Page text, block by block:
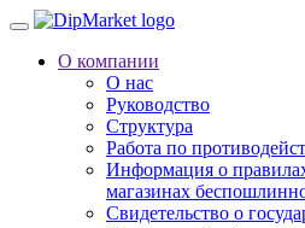
О компании
О нас
Руководство
Структура
Работа по
Информация о
магазинах
Свидетельство о